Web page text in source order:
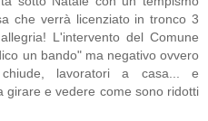
che verrà licenziato in tronco 3
L'intervento del Comune
un bando" ma negativo ovvero
lavoratori a casa... e
girare e vedere come sono ridotti